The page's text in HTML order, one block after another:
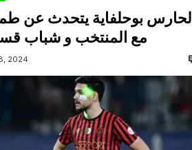
الحارس بوحلفاية يتحدث عن
مع المنتخب و شباب
2024